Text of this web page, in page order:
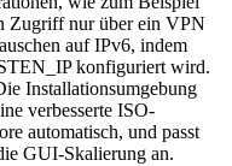
Zugriff nur über ein VPN
auf IPv6, indem
konfiguriert wird.
Installationsumgebung
verbesserte ISO-
automatisch, und passt
GUI-Skalierung an.